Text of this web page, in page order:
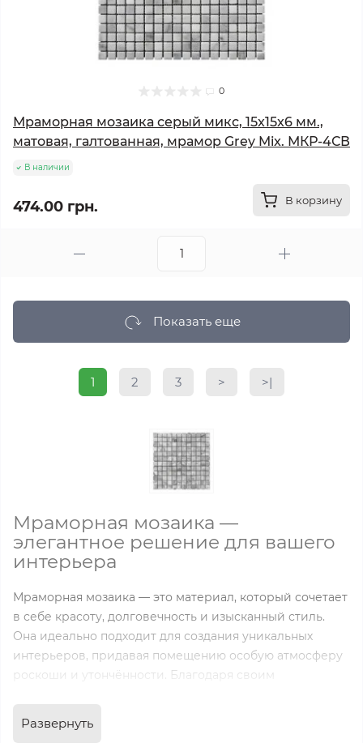
0
Мраморная мозаика серый микс, 15x15x6 мм.,
матовая, галтованная, мрамор Grey Mix. МКР-4СВ
В наличии
474.00 грн. В корзину
Показать еще
1 2 3 > >|
Мраморная мозаика —
элегантное решение для вашего
интерьера
Мраморная мозаика — это материал, который сочетает
в себе красоту, долговечность и изысканный стиль.
Она идеально подходит для создания уникальных
интерьеров, придавая помещению особую атмосферу
роскоши и утончённости. Благодаря своим
из самых популярных решений для отделки как жилых,
Развернуть